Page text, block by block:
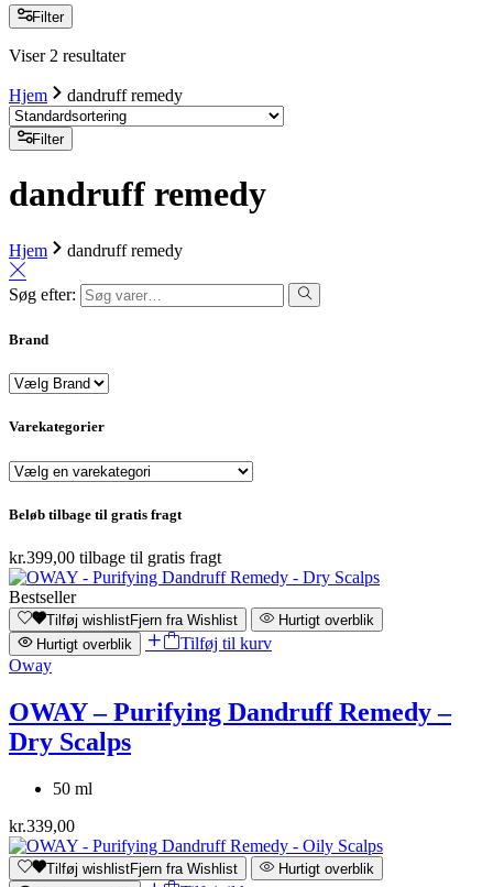
Filter
Viser 2 resultater
Hjem dandruff remedy
Filter
dandruff remedy
Hjem dandruff remedy
Søg efter:
Brand
Varekategorier
Beløb tilbage til gratis fragt
kr.399,00 tilbage til gratis fragt
Bestseller
Tilføj wishlistFjern fra Wishlist
Hurtigt overblik
Hurtigt overblik
Tilføj til kurv
Oway
OWAY – Purifying Dandruff Remedy –
Dry Scalps
50 ml
kr.339,00
Tilføj wishlistFjern fra Wishlist
Hurtigt overblik